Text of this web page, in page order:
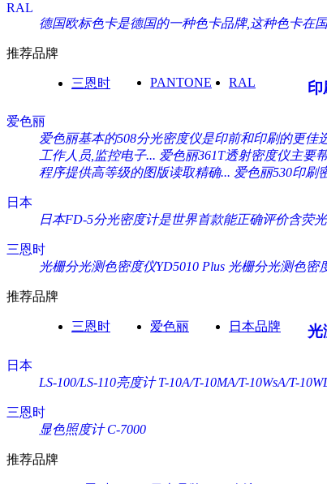
RAL
德国欧标色卡是德国的一种色卡品牌,这种色卡在
推荐品牌
三恩时 PANTONE RAL 印
爱色丽
爱色丽基本的508分光密度仪是印前和印刷的更佳
工作人员,监控电子... 爱色丽361T透射密度仪主要
程序提供高等级的图版读取精确... 爱色丽530印刷
日本
日本FD-5分光密度计是世界首款能正确评价含荧
三恩时
光栅分光测色密度仪YD5010 Plus 光栅分光测色密
推荐品牌
三恩时 爱色丽 日本品牌 光
日本
LS-100/LS-110亮度计 T-10A/T-10MA/T-10WsA/T-
三恩时
显色照度计 C-7000
推荐品牌